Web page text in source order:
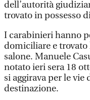
dell’autorità
trovato in possesso
I carabinieri hanno
domiciliare e
salone. Manuele
notato ieri sera 18
si aggirava per le vie
destinazione.